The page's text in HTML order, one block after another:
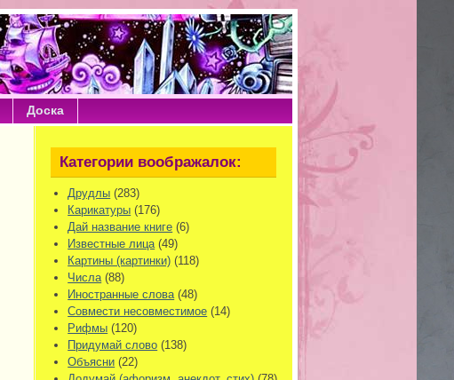
Доска
Категории воображалок:
Друдлы (283)
Карикатуры (176)
Дай название книге (6)
Известные лица(49)
Картины (картинки) (118)
Числа(88)
Иностранные слова(48)
Совмести несовместимое (14)
Рифмы (120)
Придумай слово (138)
Объясни (22)